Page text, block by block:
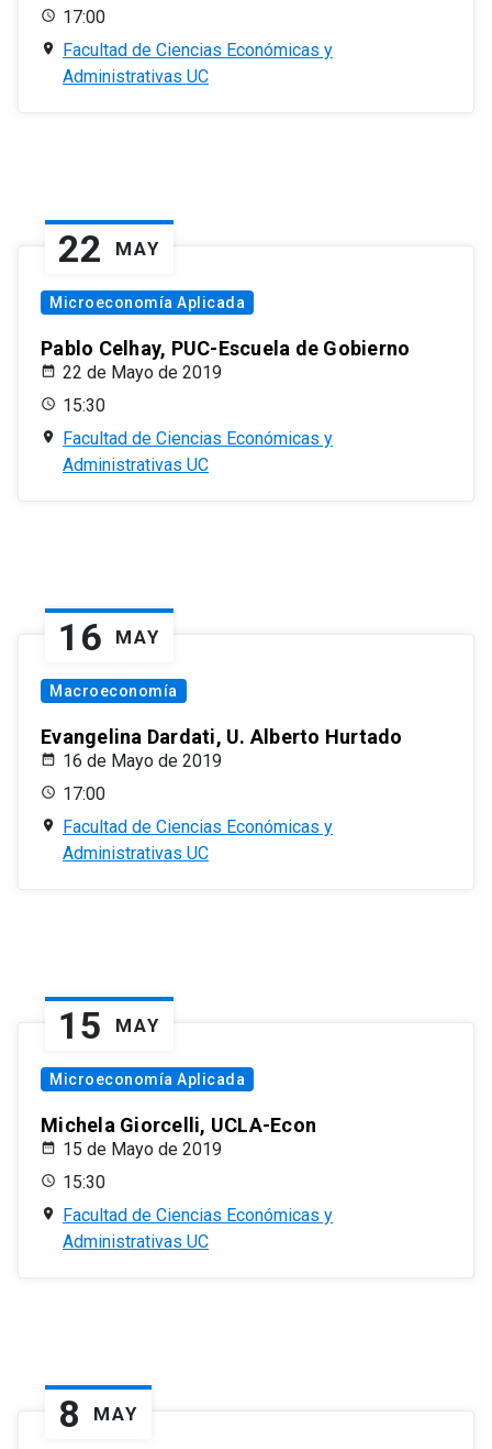
17:00
Facultad de Ciencias Económicas y
Administrativas UC
22 MAY
Microeconomía Aplicada
Pablo Celhay, PUC-Escuela de Gobierno
22 de Mayo de 2019
15:30
Facultad de Ciencias Económicas y
Administrativas UC
16 MAY
Macroeconomía
Evangelina Dardati, U. Alberto Hurtado
16 de Mayo de 2019
17:00
Facultad de Ciencias Económicas y
Administrativas UC
15 MAY
Microeconomía Aplicada
Michela Giorcelli, UCLA-Econ
15 de Mayo de 2019
15:30
Facultad de Ciencias Económicas y
Administrativas UC
8 MAY